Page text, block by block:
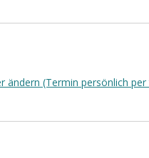
ändern (Termin persönlich